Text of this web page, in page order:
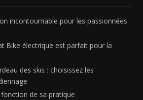
incontournable pour les passionnées
Bike électrique est parfait pour la
des skis : choisissez les
de sa pratique